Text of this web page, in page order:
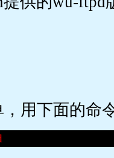
用下面的命